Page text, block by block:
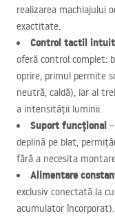
realizarea machiajului
exactitate.
Control tactil
oferă control complet:
oprire, primul permite
neutră, caldă), iar al
a intensității luminii.
Suport funcțional
deplină pe blat,
fără a necesita
Alimentare
exclusiv conectată la
acumulator